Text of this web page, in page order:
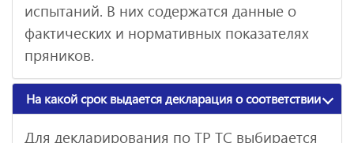
испытаний. В них содержатся данные о
фактических и нормативных показателях
пряников.
На какой срок выдается декларация о соответствии
Для декларирования по ТР ТС выбирается